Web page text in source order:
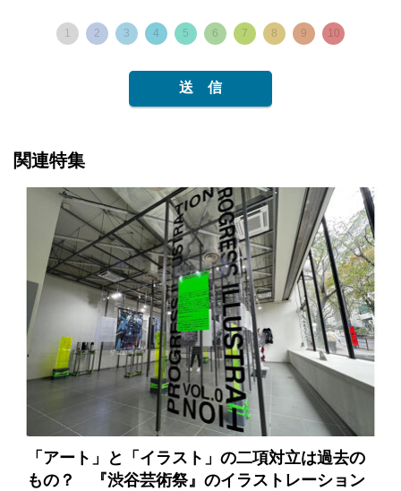
1 2 3 4 5 6 7 8 9 10
送 信
関連特集
「アート」と「イラスト」の二項対立は過去の
もの？ 『渋谷芸術祭』のイラストレーション